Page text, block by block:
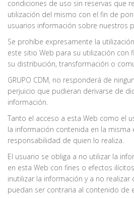
condiciones de uso sin reservas que
utilización del mismo con el fin de
usuarios información sobre nuestros
Se prohíbe expresamente la
este sitio Web para su utilización con
su distribución, transformación o
GRUPO CDM, no responderá de
perjuicio que pudieran derivarse de
información.
Tanto el acceso a esta Web como el
la información contenida en la misma
responsabilidad de quien lo realiza.
El usuario se obliga a no utilizar la
en esta Web con fines o efectos
inutilizar la información y a no
puedan ser contraria al contenido de